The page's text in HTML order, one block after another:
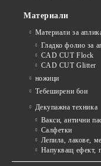
Материали
Материали за
Гладко фолио за
CAD CUT Flock
CAD CUT Glitter
ножици
Тебеширени бои
Декупажна техника
Вакси, антични
Салфетки
Лепила, лакове,
Напукващ ефект,